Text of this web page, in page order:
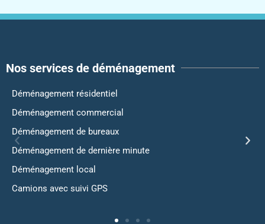
Nos services de déménagement
Déménagement résidentiel
Déménagement commercial
Déménagement de bureaux
Déménagement de dernière minute
Déménagement local
Camions avec suivi GPS